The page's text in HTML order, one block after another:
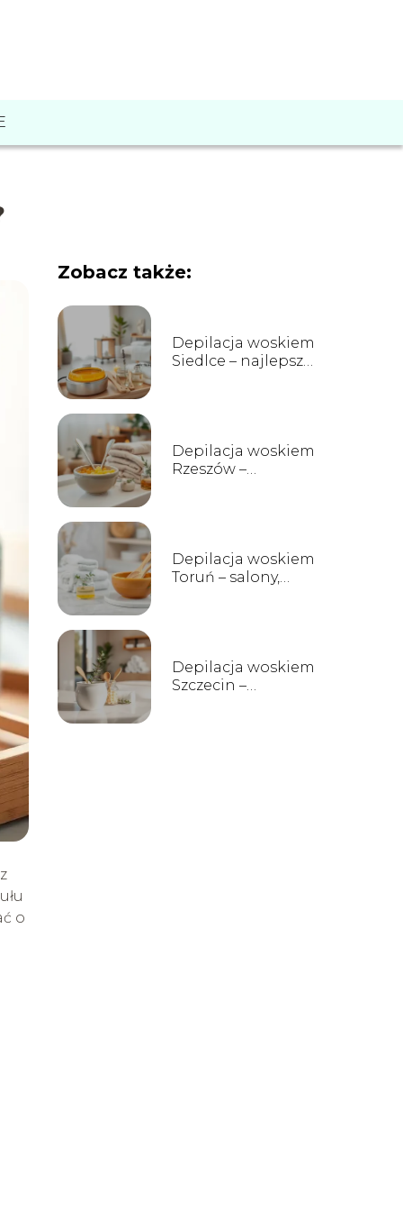
o
Zobacz także:
Depilacja woskiem
Siedlce – najlepsze
Depilacja woskiem
Rzeszów –
Depilacja woskiem
Toruń – salony,
Depilacja woskiem
Szczecin –